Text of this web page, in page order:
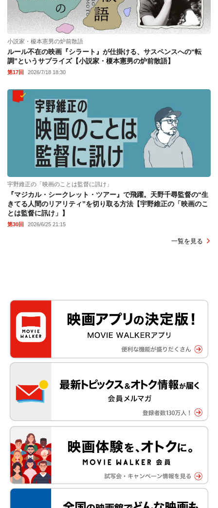
小説家・榎本憲男の炉前散語
ルール不在の映画『シラート』が仕掛ける、サスペンスへの“転
調”というサプライズ【小説家・榎本憲男の炉前散語】
第17回 2026/7/18 18:30
宇野維正の「映画のことは監督に訊け」
『マジカル・シークレット・ツアー』で飛躍。天野千尋監督の“生
きてる人間のリアリティ”を切り取る方法【宇野維正の「映画のこ
とは監督に訊け」】
第30回 2026/6/25 21:15
一覧を見る